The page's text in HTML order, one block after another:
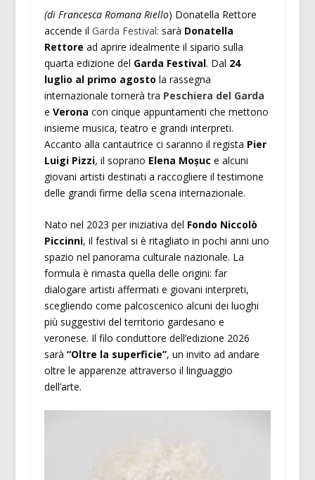
(di Francesca Romana Riello) Donatella Rettore
accende il Garda Festival: sarà Donatella
Rettore ad aprire idealmente il sipario sulla
quarta edizione del Garda Festival. Dal 24
luglio al primo agosto la rassegna
internazionale tornerà tra Peschiera del Garda
e Verona con cinque appuntamenti che mettono
insieme musica, teatro e grandi interpreti.
Accanto alla cantautrice ci saranno il regista Pier
Luigi Pizzi, il soprano Elena Moșuc e alcuni
giovani artisti destinati a raccogliere il testimone
delle grandi firme della scena internazionale.
Nato nel 2023 per iniziativa del Fondo Niccolò
Piccinni, il festival si è ritagliato in pochi anni uno
spazio nel panorama culturale nazionale. La
formula è rimasta quella delle origini: far
dialogare artisti affermati e giovani interpreti,
scegliendo come palcoscenico alcuni dei luoghi
più suggestivi del territorio gardesano e
veronese. Il filo conduttore dell’edizione 2026
sarà “Oltre la superficie”, un invito ad andare
oltre le apparenze attraverso il linguaggio
dell’arte.